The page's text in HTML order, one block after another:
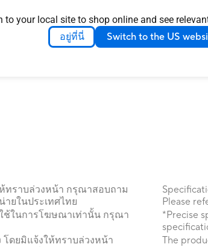
to your local site to shop online and see
อยู่ที่นี่ Switch to the US
ทราบล่วงหน้า กรุณาสอบถาม
ยในประเทศไทย
ช้ในการโฆษณาเท่านั้น กรุณา
ดยมิแจ้งให้ทราบล่วงหน้า
Please
*Precise
The